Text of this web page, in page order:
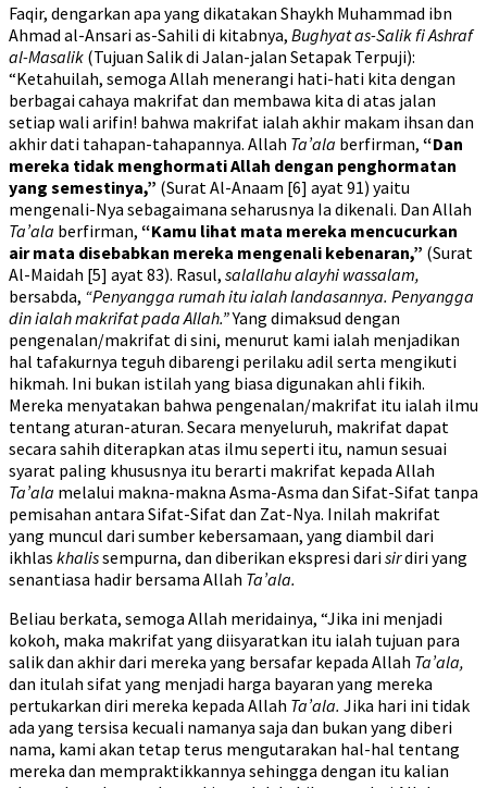
Faqir, dengarkan apa yang dikatakan Shaykh Muhammad ibn
Ahmad al-Ansari as-Sahili di kitabnya, Bughyat as-Salik fi Ashraf
al-Masalik (Tujuan Salik di Jalan-jalan Setapak Terpuji):
“Ketahuilah, semoga Allah menerangi hati-hati kita dengan
berbagai cahaya makrifat dan membawa kita di atas jalan
setiap wali arifin! bahwa makrifat ialah akhir makam ihsan dan
akhir dati tahapan-tahapannya. Allah Ta’ala berfirman, “Dan
mereka tidak menghormati Allah dengan penghormatan
yang semestinya,” (Surat Al-Anaam [6] ayat 91) yaitu
mengenali-Nya sebagaimana seharusnya Ia dikenali. Dan Allah
Ta’ala berfirman, “Kamu lihat mata mereka mencucurkan
air mata disebabkan mereka mengenali kebenaran,” (Surat
Al-Maidah [5] ayat 83). Rasul, salallahu alayhi wassalam,
bersabda, “Penyangga rumah itu ialah landasannya. Penyangga
din ialah makrifat pada Allah.”Yang dimaksud dengan
pengenalan/makrifat di sini, menurut kami ialah menjadikan
hal tafakurnya teguh dibarengi perilaku adil serta mengikuti
hikmah. Ini bukan istilah yang biasa digunakan ahli fikih.
Mereka menyatakan bahwa pengenalan/makrifat itu ialah ilmu
tentang aturan-aturan. Secara menyeluruh, makrifat dapat
secara sahih diterapkan atas ilmu seperti itu, namun sesuai
syarat paling khususnya itu berarti makrifat kepada Allah
Ta’ala melalui makna-makna Asma-Asma dan Sifat-Sifat tanpa
pemisahan antara Sifat-Sifat dan Zat-Nya. Inilah makrifat
yang muncul dari sumber kebersamaan, yang diambil dari
ikhlas khalissempurna, dan diberikan ekspresi darisirdiri yang
senantiasa hadir bersama Allah Ta’ala.
Beliau berkata, semoga Allah meridainya, “Jika ini menjadi
kokoh, maka makrifat yang diisyaratkan itu ialah tujuan para
salik dan akhir dari mereka yang bersafar kepada Allah Ta’ala,
dan itulah sifat yang menjadi harga bayaran yang mereka
pertukarkan diri mereka kepada Allah Ta’ala. Jika hari ini tidak
ada yang tersisa kecuali namanya saja dan bukan yang diberi
nama, kami akan tetap terus mengutarakan hal-hal tentang
mereka dan mempraktikkannya sehingga dengan itu kalian